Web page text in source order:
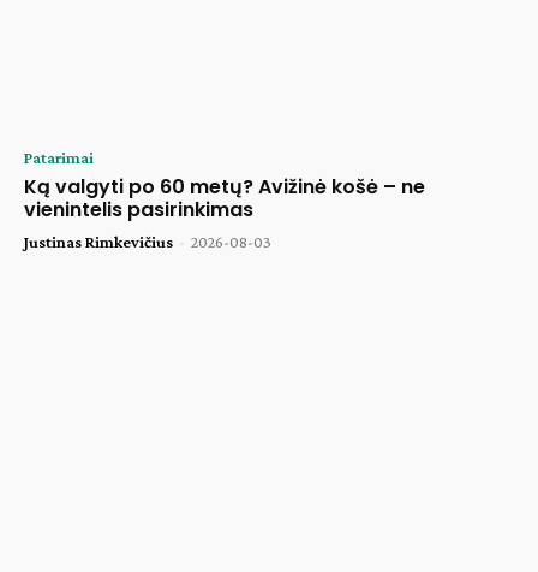
Patarimai
Ką valgyti po 60 metų? Avižinė košė – ne
vienintelis pasirinkimas
Justinas Rimkevičius - 2026-08-03